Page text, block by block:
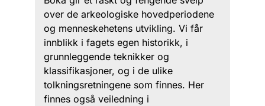
over de arkeologiske hovedperiodene
og menneskehetens utvikling. Vi får
innblikk i fagets egen historikk, i
grunnleggende teknikker og
klassifikasjoner, og i de ulike
tolkningsretningene som finnes. Her
finnes også veiledning i